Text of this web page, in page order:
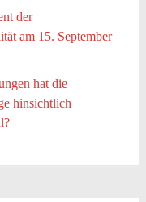
der
am 15. September
hat die
hinsichtlich